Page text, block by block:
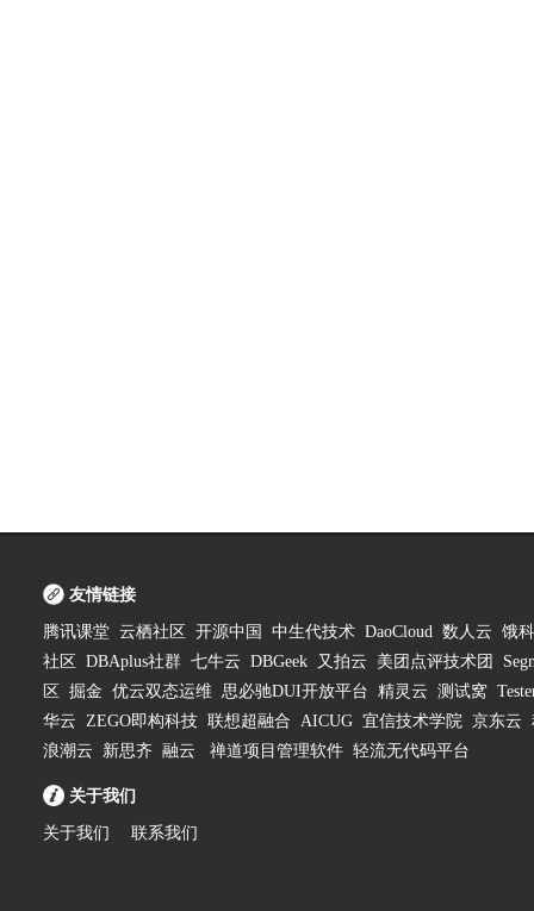
友情链接
腾讯课堂 云栖社区 开源中国 中生代技术 DaoCloud 数人云 饿
社区
DBAplus社群 七牛云 DBGeek 又拍云 美团点评技术团
区
掘金 优云双态运维 思必驰DUI开放平台 精灵云 测试窝
华云 ZEGO即构科技 联想超融合 AICUG 宜信技术学院 京东云
浪潮云
新思齐 融云 禅道项目管理软件 轻流无代码平台
关于我们
关于我们 联系我们